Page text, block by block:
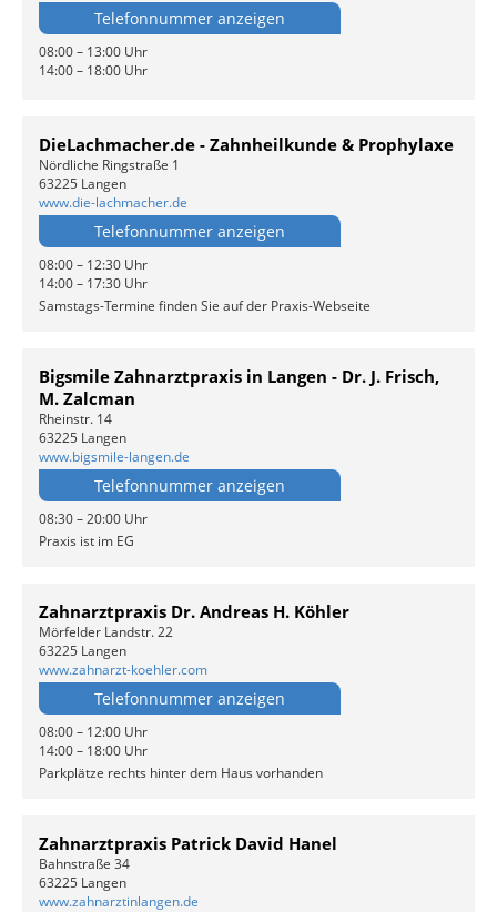
Telefonnummer anzeigen
08:00 – 13:00 Uhr
14:00 – 18:00 Uhr
DieLachmacher.de - Zahnheilkunde & Prophylaxe
Nördliche Ringstraße 1
63225 Langen
www.die-lachmacher.de
Telefonnummer anzeigen
08:00 – 12:30 Uhr
14:00 – 17:30 Uhr
Samstags-Termine finden Sie auf der Praxis-Webseite
Bigsmile Zahnarztpraxis in Langen - Dr. J. Frisch,
M. Zalcman
Rheinstr. 14
63225 Langen
www.bigsmile-langen.de
Telefonnummer anzeigen
08:30 – 20:00 Uhr
Praxis ist im EG
Zahnarztpraxis Dr. Andreas H. Köhler
Mörfelder Landstr. 22
63225 Langen
www.zahnarzt-koehler.com
Telefonnummer anzeigen
08:00 – 12:00 Uhr
14:00 – 18:00 Uhr
Parkplätze rechts hinter dem Haus vorhanden
Zahnarztpraxis Patrick David Hanel
Bahnstraße 34
63225 Langen
www.zahnarztinlangen.de